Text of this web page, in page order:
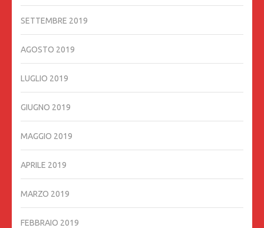
SETTEMBRE 2019
AGOSTO 2019
LUGLIO 2019
GIUGNO 2019
MAGGIO 2019
APRILE 2019
MARZO 2019
FEBBRAIO 2019